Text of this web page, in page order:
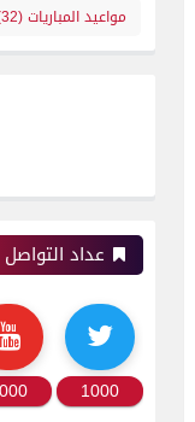
مواعيد المباريات(32)
عداد
1000